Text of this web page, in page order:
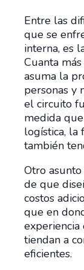
Entre las
que se
interna, es
Cuanta
asuma la
personas y
el circuito
medida
logística, la
también
Otro
de que
costos
que en
experiencia
tiendan a
eficientes.